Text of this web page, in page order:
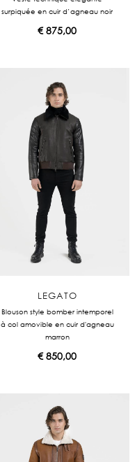
surpiquée en cuir d’agneau noir
€875,00
LEGATO
Blouson style bomber intemporel
à col amovible en cuir d'agneau
marron
€850,00